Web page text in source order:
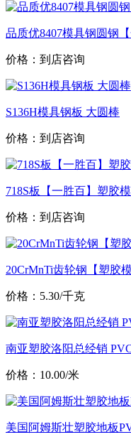
品质优8407模具钢圆钢【
价格：到店咨询
S136H模具钢板 大圆棒
价格：到店咨询
718S板【一胜百】塑胶
价格：到店咨询
20CrMnTi齿轮钢【塑胶
价格：5.30/千克
南亚塑胶洛阳总经销
价格：10.00/米
美国阿姆斯壮塑胶地板